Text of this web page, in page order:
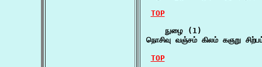
TOP
    நுழை (1)
நொசிவு வஞ்சம் கிலம் கஞறு
TOP